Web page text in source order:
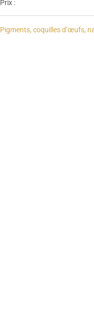
Prix :
Pigments, coquilles d’œufs,